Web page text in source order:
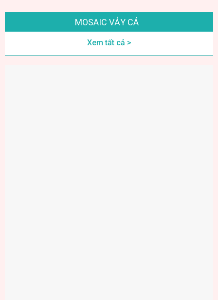
MOSAIC VẢY CÁ
Xem tất cả >